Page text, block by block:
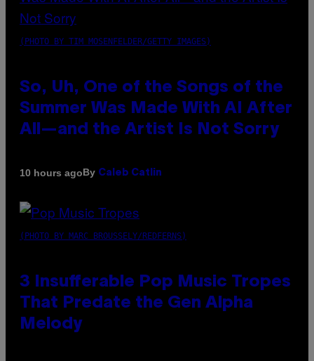
(PHOTO BY TIM MOSENFELDER/GETTY IMAGES)
So, Uh, One of the Songs of the
Summer Was Made With AI After
All—and the Artist Is Not Sorry
10 hours agoBy Caleb Catlin
(PHOTO BY MARC BROUSSELY/REDFERNS)
3 Insufferable Pop Music Tropes
That Predate the Gen Alpha
Melody